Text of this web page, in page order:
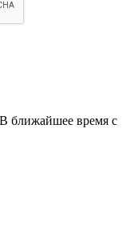
ближайшее время с